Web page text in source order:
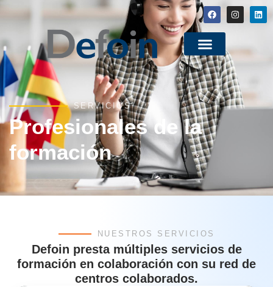
SERVICIOS
Profesionales de la
formación
NUESTROS SERVICIOS
Defoin presta múltiples servicios de
formación en colaboración con su red de
centros colaborados.